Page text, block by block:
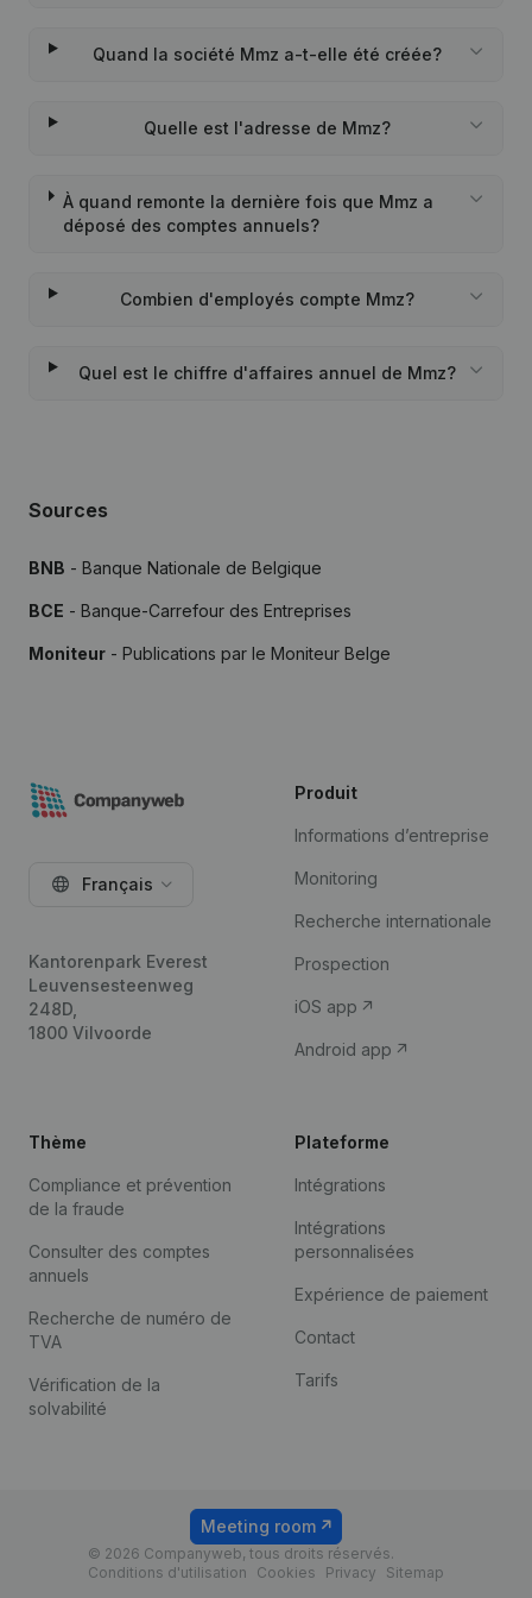
Quand la société Mmz a-t-elle été créée?
Quelle est l'adresse de Mmz?
À quand remonte la dernière fois que Mmz a
déposé des comptes annuels?
Combien d'employés compte Mmz?
Quel est le chiffre d'affaires annuel de Mmz?
Sources
BNB - Banque Nationale de Belgique
BCE - Banque-Carrefour des Entreprises
Moniteur - Publications par le Moniteur Belge
Français
Kantorenpark Everest
Leuvensesteenweg
248D,
1800 Vilvoorde
Produit
Informations d’entreprise
Monitoring
Recherche internationale
Prospection
iOS app
Android app
Thème
Compliance et prévention
de la fraude
Consulter des comptes
annuels
Recherche de numéro de
TVA
Vérification de la
solvabilité
Plateforme
Intégrations
Intégrations
personnalisées
Expérience de paiement
Contact
Tarifs
© 2026 Companyweb, tous droits réservés.
Conditions d'utilisation
Cookies Privacy Sitemap
Meeting room